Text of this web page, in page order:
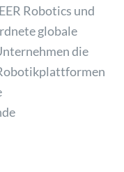
Robotics und
globale
die